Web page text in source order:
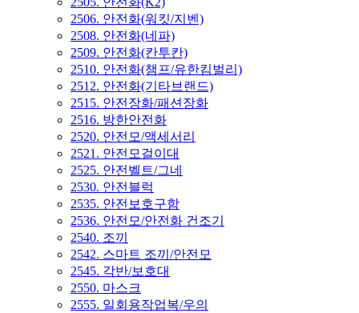
2506. 안전화(워킷/지벤)
2508. 안전화(네파)
2509. 안전화(칸투칸)
2510. 안전화(챔프/유한킴벌리)
2512. 안전화(기타브랜드)
2515. 안전장화/패션장화
2516. 방한안전화
2520. 안전모/액세서리
2521. 안전모걸이대
2525. 안전벨트/그네
2530. 안전블럭
2535. 안전보호구함
2536. 안전모/안전화 건조기
2540. 조끼
2542. 스마트 조끼/안전모
2545. 각반/보호대
2550. 마스크
2555. 일회용작업복/우의